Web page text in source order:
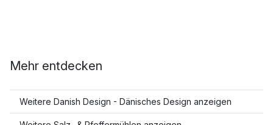
Mehr entdecken
Weitere Danish Design - Dänisches Design anzeigen